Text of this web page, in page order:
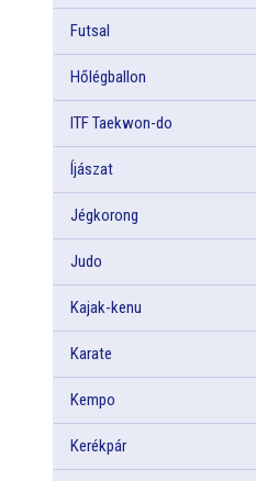
Futsal
Hőlégballon
ITF Taekwon-do
Íjászat
Jégkorong
Judo
Kajak-kenu
Karate
Kempo
Kerékpár